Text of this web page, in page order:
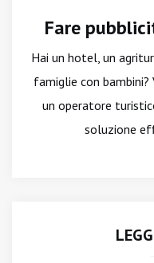
Fare
Hai un hotel, un
famiglie con bambini?
un operatore
soluzione